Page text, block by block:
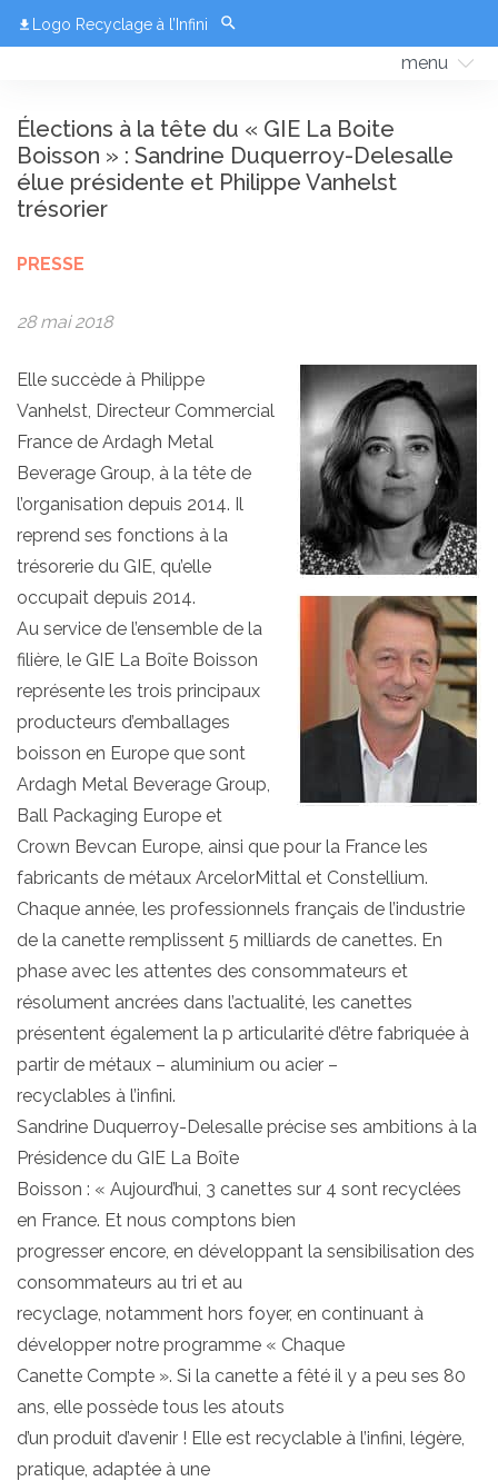
Logo Recyclage à l’Infini
menu
Élections à la tête du « GIE La Boite
Boisson » : Sandrine Duquerroy-Delesalle
élue présidente et Philippe Vanhelst
trésorier
PRESSE
28 mai 2018
Elle succède à Philippe
Vanhelst, Directeur Commercial
France de Ardagh Metal
Beverage Group, à la tête de
l’organisation depuis 2014. Il
reprend ses fonctions à la
trésorerie du GIE, qu’elle
occupait depuis 2014.
Au service de l’ensemble de la
filière, le GIE La Boîte Boisson
représente les trois principaux
producteurs d’emballages
boisson en Europe que sont
Ardagh Metal Beverage Group,
Ball Packaging Europe et
Crown Bevcan Europe, ainsi que pour la France les
fabricants de métaux ArcelorMittal et Constellium.
Chaque année, les professionnels français de l’industrie
de la canette remplissent 5 milliards de canettes. En
phase avec les attentes des consommateurs et
résolument ancrées dans l’actualité, les canettes
présentent également la p articularité d’être fabriquée à
partir de métaux – aluminium ou acier –
recyclables à l’infini.
Sandrine Duquerroy-Delesalle précise ses ambitions à la
Présidence du GIE La Boîte
Boisson : « Aujourd’hui, 3 canettes sur 4 sont recyclées
en France. Et nous comptons bien
progresser encore, en développant la sensibilisation des
consommateurs au tri et au
recyclage, notamment hors foyer, en continuant à
développer notre programme « Chaque
Canette Compte ». Si la canette a fêté il y a peu ses 80
ans, elle possède tous les atouts
d’un produit d’avenir ! Elle est recyclable à l’infini, légère,
pratique, adaptée à une